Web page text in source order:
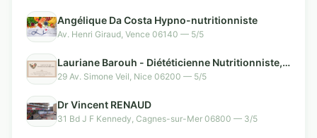
Angélique Da Costa Hypno-nutritionniste
Av. Henri Giraud, Vence 06140 — 5/5
Lauriane Barouh - Diététicienne Nutritionniste, à
domicile
29 Av. Simone Veil, Nice 06200 — 5/5
Dr Vincent RENAUD
31 Bd J F Kennedy, Cagnes-sur-Mer 06800 — 3/5